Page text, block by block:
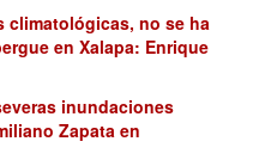
climatológicas, no se ha
en Xalapa: Enrique
inundaciones
Zapata en